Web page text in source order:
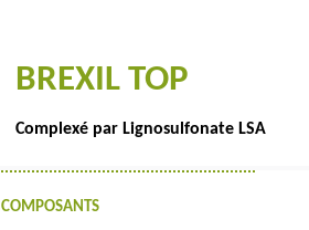
BREXIL TOP
Complexé par Lignosulfonate LSA
COMPOSANTS